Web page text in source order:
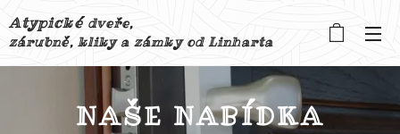
Atypické dveře,
zárubně, kliky a zámky od Linharta
NAŠE NABÍDKA